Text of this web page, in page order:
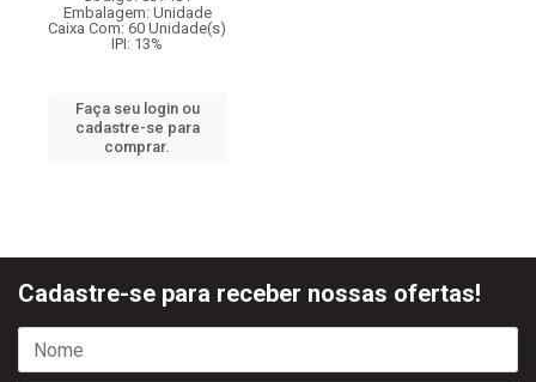
Embalagem: Unidade
Caixa Com: 60 Unidade(s)
IPI: 13%
Faça seu login ou
cadastre-se para
comprar.
Cadastre-se para receber nossas ofertas!